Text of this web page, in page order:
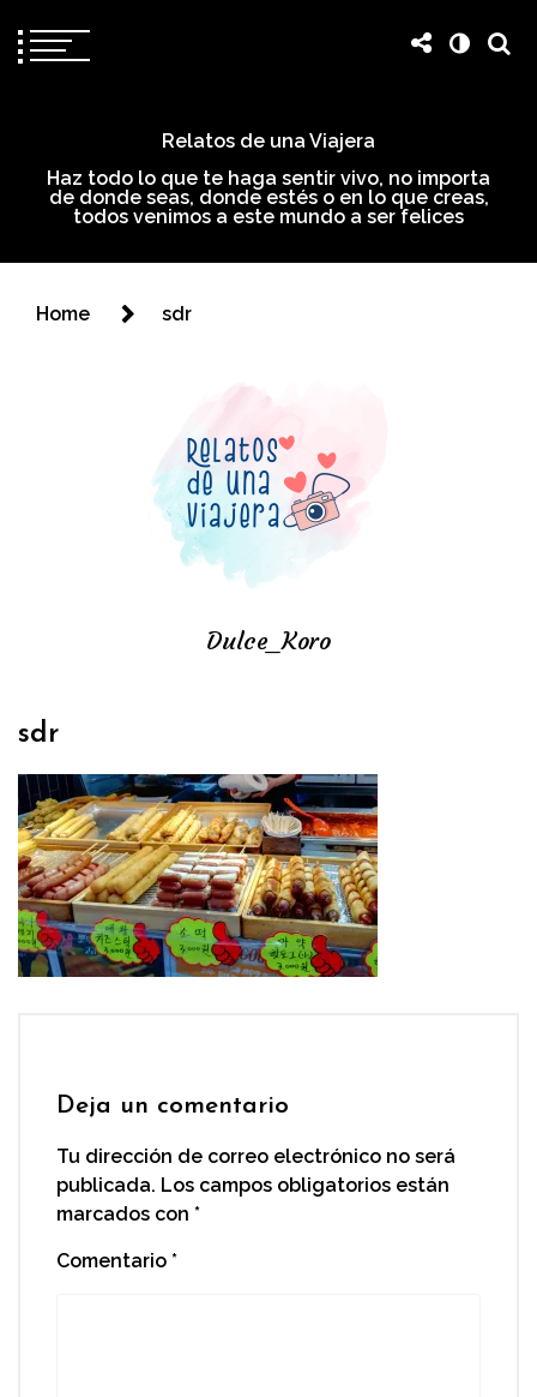
Relatos de una Viajera
Haz todo lo que te haga sentir vivo, no importa
de donde seas, donde estés o en lo que creas,
todos venimos a este mundo a ser felices
Home sdr
Dulce_Koro
sdr
Deja un comentario
Tu dirección de correo electrónico no será
publicada. Los campos obligatorios están
marcados con *
Comentario *